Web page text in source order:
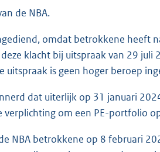
de NBA.
omdat betrokkene heeft
klacht bij uitspraak van 29 juli
uitspraak is geen hoger beroep
dat uiterlijk op 31 januari
om een PE-portfolio
betrokkene op 8 februari